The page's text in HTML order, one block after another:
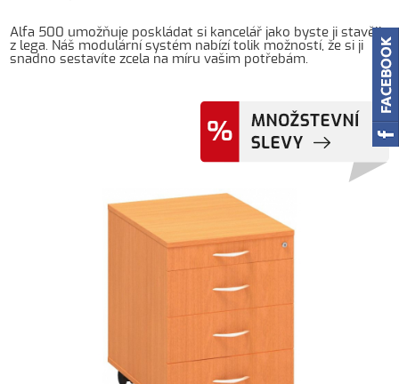
Alfa 500 umožňuje poskládat si kancelář jako byste ji stavěli
z lega. Náš modulární systém nabízí tolik možností, že si ji
snadno sestavíte zcela na míru vašim potřebám.